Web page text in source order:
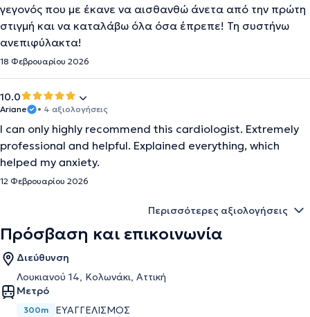
γεγονός που με έκανε να αισθανθώ άνετα από την πρώτη
στιγμή και να καταλάβω όλα όσα έπρεπε! Τη συστήνω
ανεπιφύλακτα!
18 Φεβρουαρίου 2026
10.0
Ariane • 4 αξιολογήσεις
I can only highly recommend this cardiologist. Extremely
professional and helpful. Explained everything, which
helped my anxiety.
12 Φεβρουαρίου 2026
Περισσότερες αξιολογήσεις
Πρόσβαση και επικοινωνία
Διεύθυνση
Λουκιανού 14, Κολωνάκι, Αττική
Μετρό
300m ΕΥΑΓΓΕΛΙΣΜΌΣ